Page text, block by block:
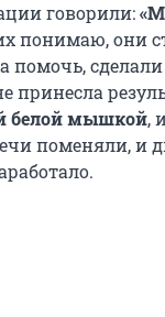
говорили:
понимаю, они
помочь,
принесла
белой мышкой,
поменяли, и